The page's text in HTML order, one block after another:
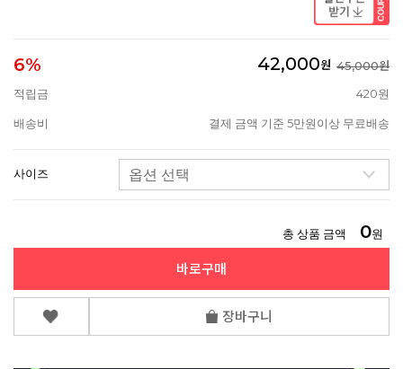
6% 42,000원 45,000원
적립금
420원
배송비 결제 금액 기준 5만원이상 무료배송
사이즈
총 상품 금액 0원
바로구매
장바구니